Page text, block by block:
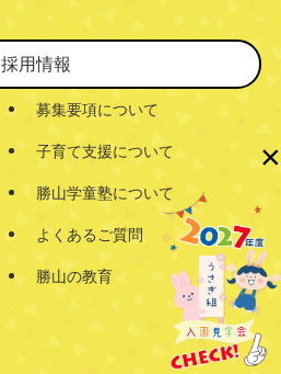
採用情報
募集要項について
子育て支援について
勝山学童塾について
よくあるご質問
勝山の教育
×